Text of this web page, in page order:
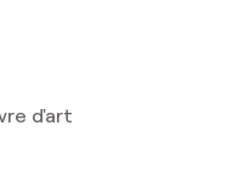
d'art